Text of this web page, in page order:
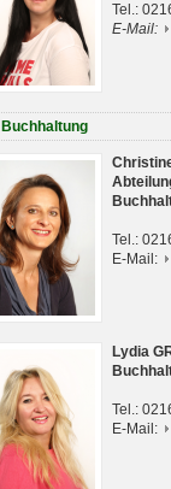
Tel.:
E-Mail:
Buchhaltung
Tel.:
E-Mail:
Lydia
Tel.:
E-Mail: